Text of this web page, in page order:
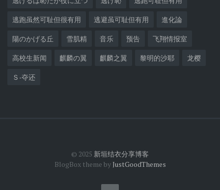
逃跑虽然可耻但很有用 逃避虽可耻但有用 進化論
陽のかげる丘 雪肌精 音乐 预告 飞翔情报室
高校生新闻 麒麟の翼 麒麟之翼 黎明的沙耶 龙樱
Ｓ-夺还
© 2025 新垣结衣分享博客
BlogBox theme byJustGoodThemes